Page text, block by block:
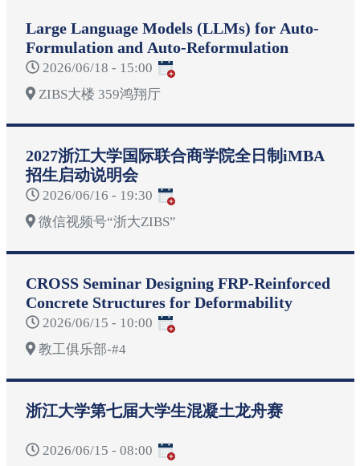
Large Language Models (LLMs) for Auto-
Formulation and Auto-Reformulation
2026/06/18 - 15:00
ZIBS大楼 359鸿翔厅
2027浙江大学国际联合商学院全日制iMBA
招生启动说明会
2026/06/16 - 19:30
微信视频号“浙大ZIBS”
CROSS Seminar Designing FRP-Reinforced
Concrete Structures for Deformability
2026/06/15 - 10:00
教工俱乐部-#4
浙江大学第七届大学生混凝土龙舟赛
2026/06/15 - 08:00